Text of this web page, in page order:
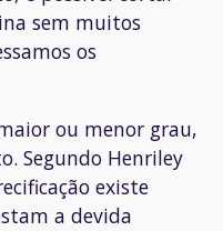
sem muitos
os
ou menor grau,
Segundo Henriley
existe
a devida